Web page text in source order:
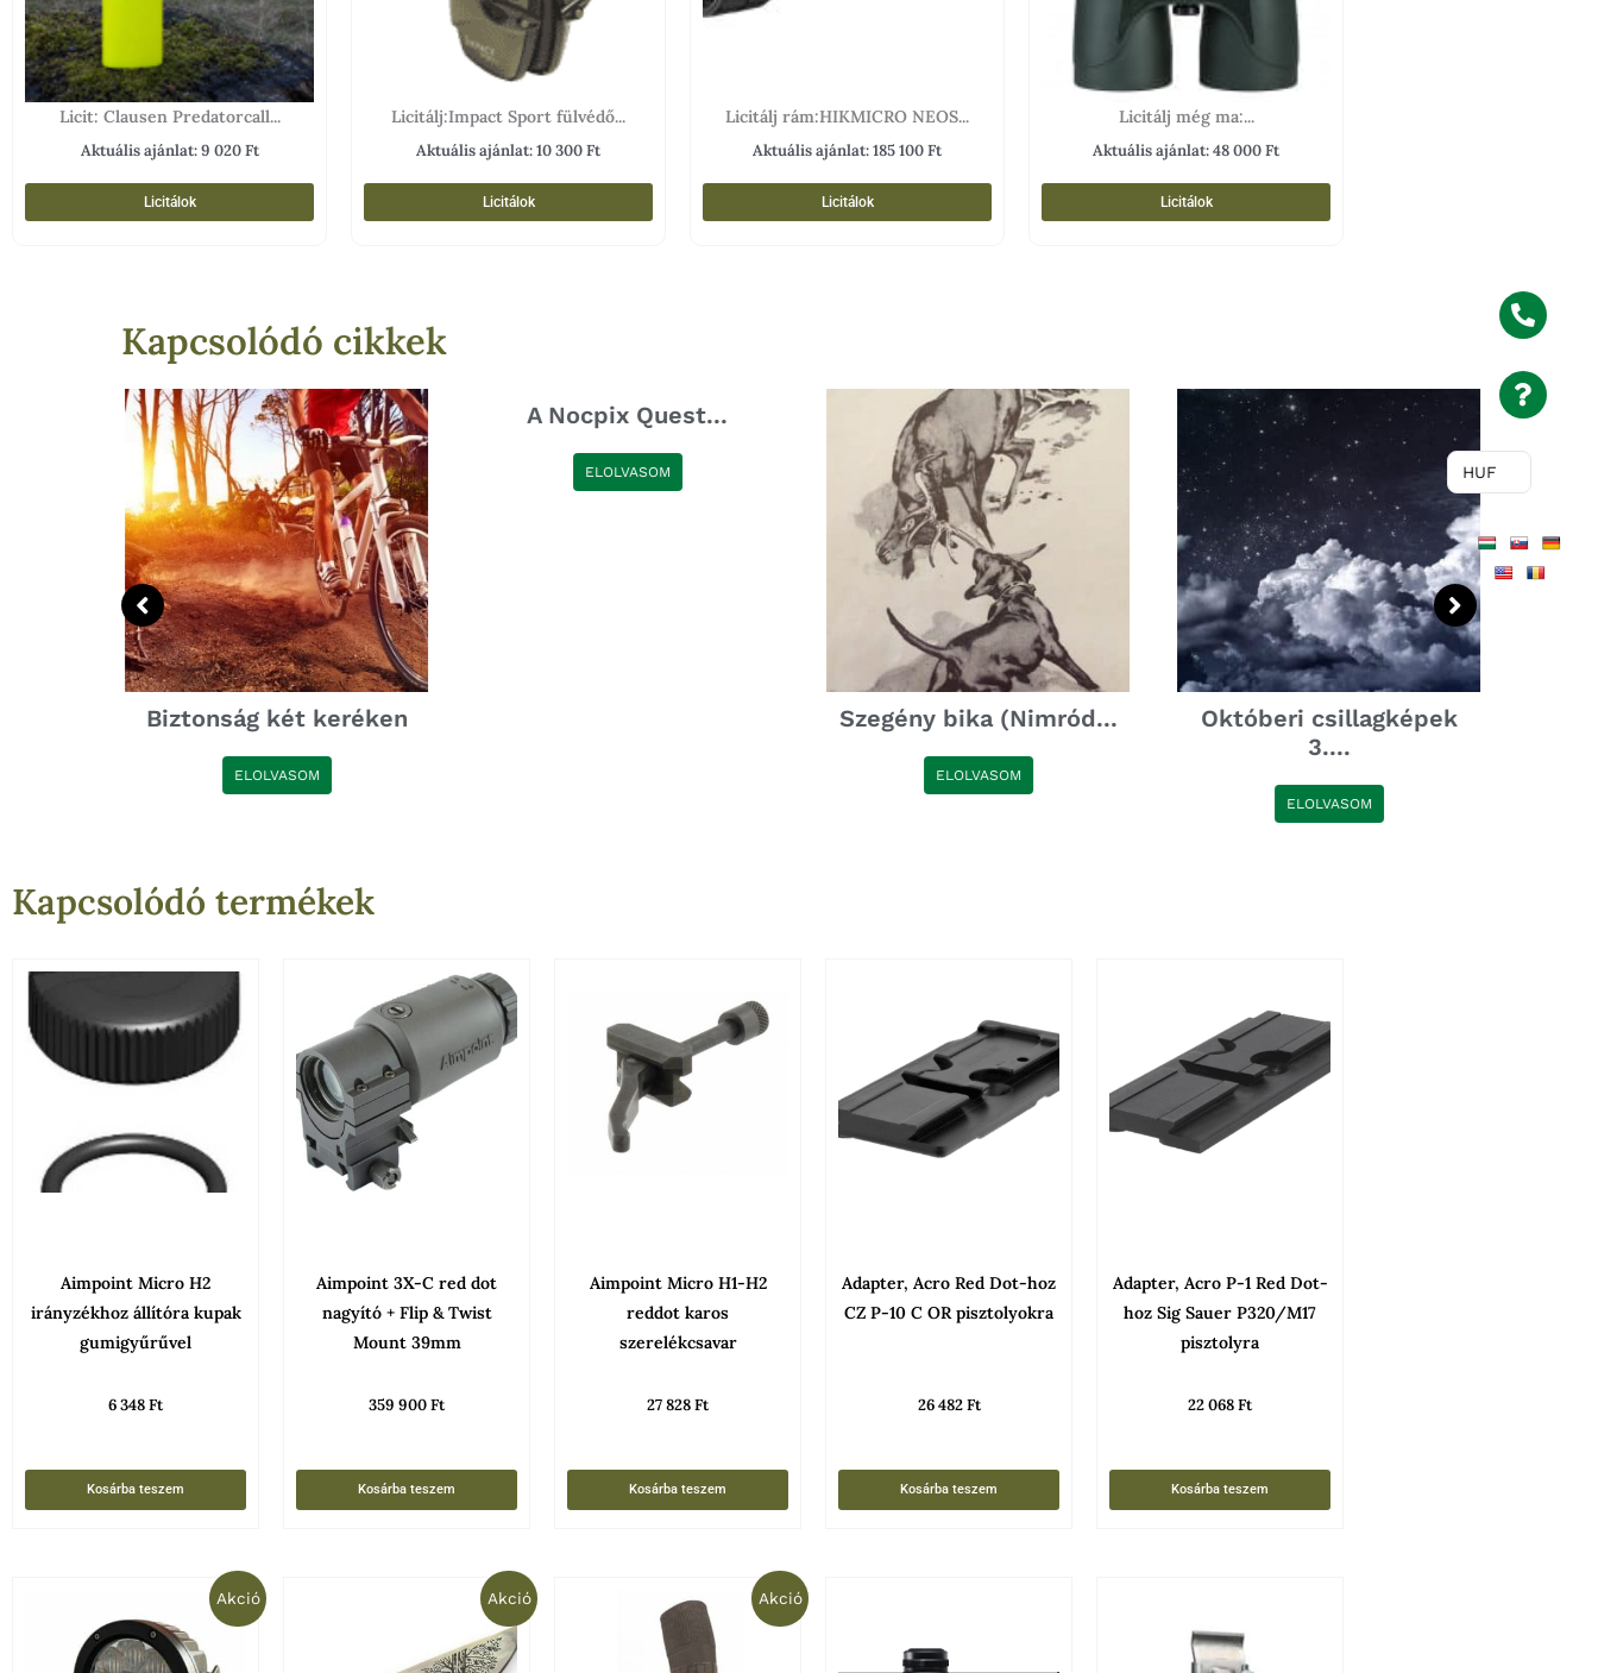
Licit: Clausen Predatorcall...
Aktuális ajánlat:9 020Ft
Licitálok
Licitálj:Impact Sport fülvédő...
Aktuális ajánlat:10 300Ft
Licitálok
Licitálj rám:HIKMICRO NEOS...
Aktuális ajánlat:185 100Ft
Licitálok
Licitálj még ma:...
Aktuális ajánlat:48 000Ft
Licitálok
Kapcsolódó cikkek
Biztonság két keréken
ELOLVASOM
A Nocpix Quest...
ELOLVASOM
Szegény bika (Nimród...
ELOLVASOM
Októberi csillagképek
3....
ELOLVASOM
Kapcsolódó termékek
Aimpoint Micro H2
irányzékhoz állítóra kupak
gumigyűrűvel
6 348Ft
Kosárba teszem
Aimpoint 3X-C red dot
nagyító + Flip & Twist
Mount 39mm
359 900Ft
Kosárba teszem
Aimpoint Micro H1-H2
reddot karos
szerelékcsavar
27 828Ft
Kosárba teszem
Adapter, Acro Red Dot-hoz
CZ P-10 C OR pisztolyokra
26 482Ft
Kosárba teszem
Adapter, Acro P-1 Red Dot-
hoz Sig Sauer P320/M17
pisztolyra
22 068Ft
Kosárba teszem
Akció
was:
37
990 Ft.
Current
price
21
839 Ft.
Akció
900 Ft.
Current
price
is:
99
900 Ft.
Akció
price
was:
988 Ft.
Current
price
Ennek
a
HUF